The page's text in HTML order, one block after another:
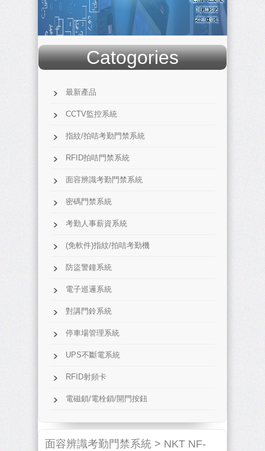
Catogories
最新產品
CCTV監控系統
指紋/拍咭考勤門禁系統
RFID拍咭門禁系統
面容辨識考勤門禁系統
密碼門禁系統
考勤人事薪資系統
(免軟件)指紋/拍咭考勤機
防盜警鐘系統
電子巡邏系統
對講門鈴系統
停車場管理系統
UPS不斷電系統
RFID射頻卡
電磁鎖/電栓鎖/開門按鈕
面容辨識考勤門禁系統 > NKT NF-